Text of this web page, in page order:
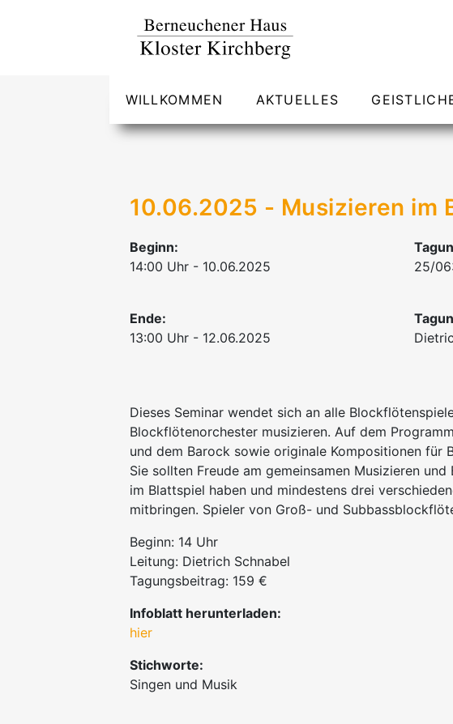
WILLKOMMEN AKTUELLES
10.06.2025 - Musizieren
Beginn:
14:00 Uhr - 10.06.2025
25/
Ende:
13:00 Uhr - 12.06.2025
Dieses Seminar wendet sich an alle
Blockflötenorchester musizieren. Auf dem
und dem Barock sowie originale Kompositionen für
Sie sollten Freude am gemeinsamen Musizieren
im Blattspiel haben und mindestens drei
mitbringen. Spieler von Groß- und
Beginn: 14 Uhr
Leitung: Dietrich Schnabel
Tagungsbeitrag: 159 €
Infoblatt herunterladen:
hier
Stichworte:
Singen und Musik